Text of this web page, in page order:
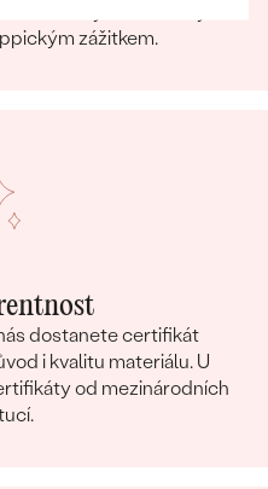
zážitkem.
dostanete certifikát
i kvalitu materiálu. U
od mezinárodních